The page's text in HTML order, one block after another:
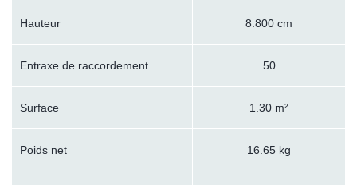
Hauteur 8.800 cm
Entraxe de raccordement 50
Surface 1.30 m²
Poids net 16.65 kg